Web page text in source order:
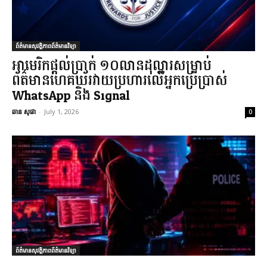
ព័ត៌មានសុវត្ថិភាពព័ត៌មានវិទ្យា
អាមេរិកផ្តល់ប្រាក់ ១០លានដុល្លារសម្រាប់
ព័ត៌មានហេគឃ័រវាយប្រហារលើអ្នកប្រើប្រាស់
WhatsApp និង Signal
ឆាន សុផា - July 1, 2026 0
ព័ត៌មានសុវត្ថិភាពព័ត៌មានវិទ្យា